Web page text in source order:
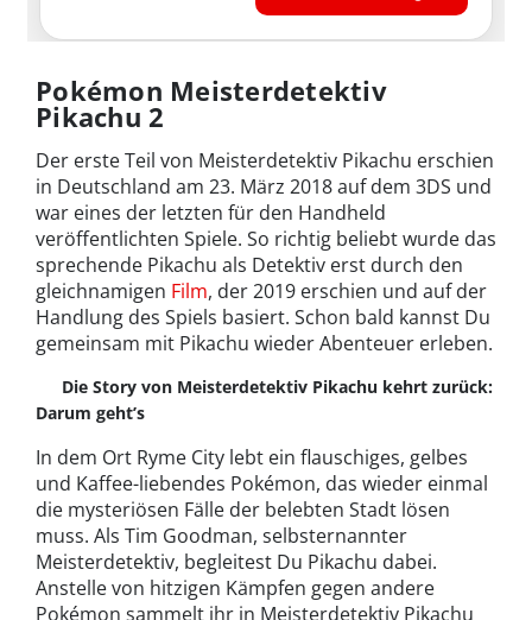
Pokémon Meisterdetektiv
Pikachu 2
Der erste Teil von Meisterdetektiv Pikachu erschien
in Deutschland am 23. März 2018 auf dem 3DS und
war eines der letzten für den Handheld
veröffentlichten Spiele. So richtig beliebt wurde das
sprechende Pikachu als Detektiv erst durch den
gleichnamigen Film, der 2019 erschien und auf der
Handlung des Spiels basiert. Schon bald kannst Du
gemeinsam mit Pikachu wieder Abenteuer erleben.
Die Story von Meisterdetektiv Pikachu kehrt zurück:
Darum geht’s
In dem Ort Ryme City lebt ein flauschiges, gelbes
und Kaffee-liebendes Pokémon, das wieder einmal
die mysteriösen Fälle der belebten Stadt lösen
muss. Als Tim Goodman, selbsternannter
Meisterdetektiv, begleitest Du Pikachu dabei.
Anstelle von hitzigen Kämpfen gegen andere
Pokémon sammelt ihr in Meisterdetektiv Pikachu